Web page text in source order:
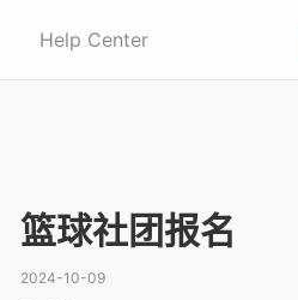
Help Center
篮球社团报名
2024-10-09